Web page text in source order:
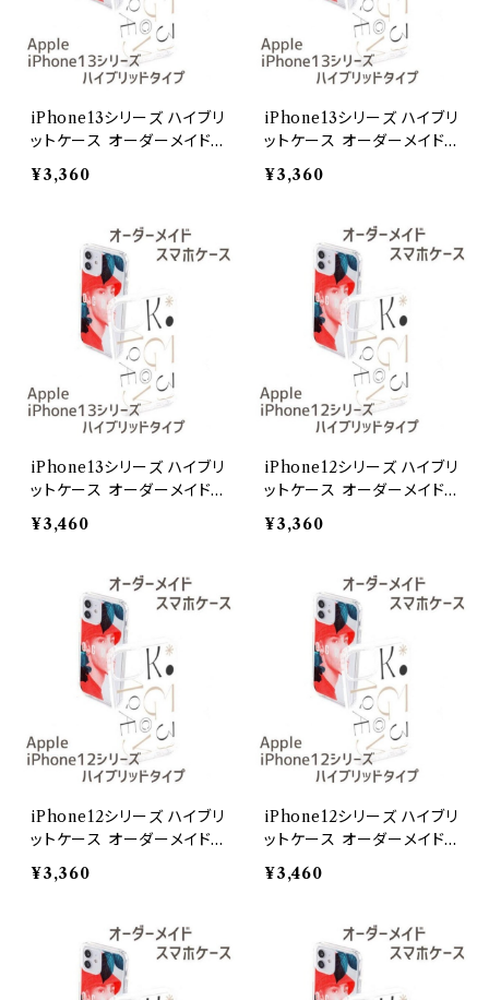
iPhone13シリーズ ハイブリ
ットケース オーダーメイドi
Phone 13 Pro
¥3,360
iPhone13シリーズ ハイブリ
ットケース オーダーメイドi
Phone 13 mini
¥3,360
iPhone13シリーズ ハイブリ
ットケース オーダーメイドi
Phone 13 Pro Max
¥3,460
iPhone12シリーズ ハイブリ
ットケース オーダーメイドi
Phone 12 Pro
¥3,360
iPhone12シリーズ ハイブリ
ットケース オーダーメイドi
Phone 12 mini
¥3,360
iPhone12シリーズ ハイブリ
ットケース オーダーメイドi
Phone 12 Pro Max
¥3,460